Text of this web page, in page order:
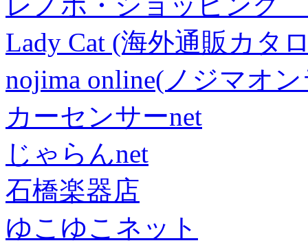
Lady Cat (海外通販カタ
nojima online(ノジマオ
カーセンサーnet
じゃらんnet
石橋楽器店
ゆこゆこネット